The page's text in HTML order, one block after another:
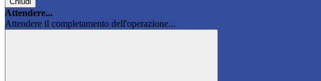
Attendere...
Attendere il completamento dell'operazione...